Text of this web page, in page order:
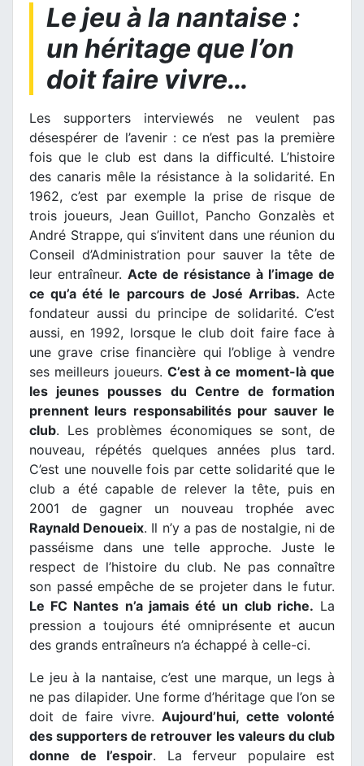
Le jeu à la nantaise :
un héritage que l’on
doit faire vivre…
Les supporters interviewés ne veulent pas
désespérer de l’avenir : ce n’est pas la première
fois que le club est dans la difficulté. L’histoire
des canaris mêle la résistance à la solidarité. En
1962, c’est par exemple la prise de risque de
trois joueurs, Jean Guillot, Pancho Gonzalès et
André Strappe, qui s’invitent dans une réunion du
Conseil d’Administration pour sauver la tête de
leur entraîneur. Acte de résistance à l’image de
ce qu’a été le parcours de José Arribas. Acte
fondateur aussi du principe de solidarité. C’est
aussi, en 1992, lorsque le club doit faire face à
une grave crise financière qui l’oblige à vendre
ses meilleurs joueurs. C’est à ce moment-là que
les jeunes pousses du Centre de formation
prennent leurs responsabilités pour sauver le
club. Les problèmes économiques se sont, de
nouveau, répétés quelques années plus tard.
C’est une nouvelle fois par cette solidarité que le
club a été capable de relever la tête, puis en
2001 de gagner un nouveau trophée avec
Raynald Denoueix. Il n’y a pas de nostalgie, ni de
passéisme dans une telle approche. Juste le
respect de l’histoire du club. Ne pas connaître
son passé empêche de se projeter dans le futur.
Le FC Nantes n’a jamais été un club riche. La
pression a toujours été omniprésente et aucun
des grands entraîneurs n’a échappé à celle-ci.
Le jeu à la nantaise, c’est une marque, un legs à
ne pas dilapider. Une forme d’héritage que l’on se
doit de faire vivre.Aujourd’hui, cette volonté
des supporters de retrouver les valeurs du club
donne de l’espoir. La ferveur populaire est